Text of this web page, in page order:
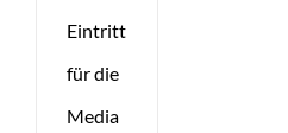
Eintritt
für die
Media